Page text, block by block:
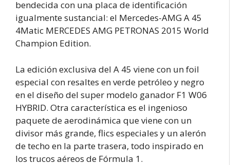
bendecida con una placa de identificación
igualmente sustancial: el Mercedes-AMG A 45
4Matic MERCEDES AMG PETRONAS 2015 World
Champion Edition.
La edición exclusiva del A 45 viene con un foil
especial con resaltes en verde petróleo y negro
en el diseño del super modelo ganador F1 W06
HYBRID. Otra característica es el ingenioso
paquete de aerodinámica que viene con un
divisor más grande, flics especiales y un alerón
de techo en la parte trasera, todo inspirado en
los trucos aéreos de Fórmula 1.